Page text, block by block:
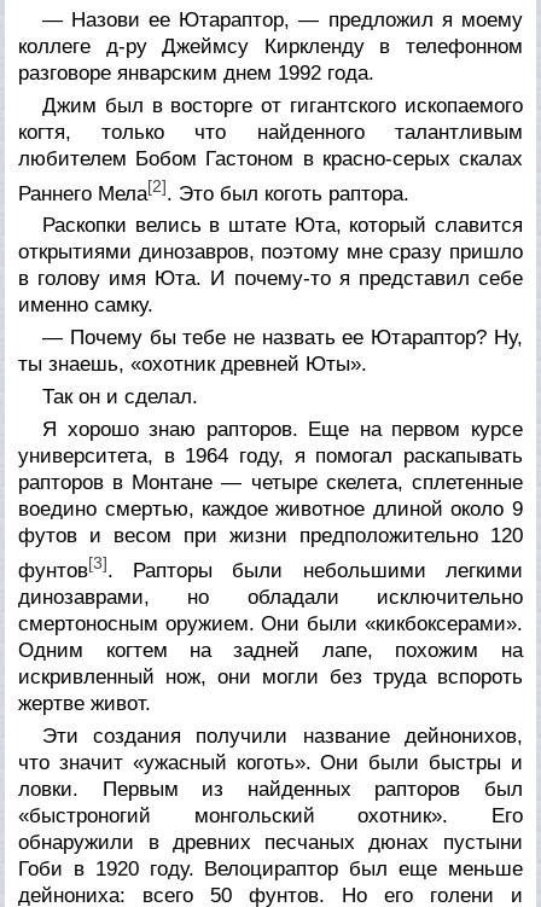
— Назови ее Ютараптор, — предложил я моему
коллеге д-ру Джеймсу Киркленду в телефонном
разговоре январским днем 1992 года.
Джим был в восторге от гигантского ископаемого
когтя, только что найденного талантливым
любителем Бобом Гастоном в красно-серых скалах
Раннего Мела[2]. Это был коготь раптора.
Раскопки велись в штате Юта, который славится
открытиями динозавров, поэтому мне сразу пришло
в голову имя Юта. И почему-то я представил себе
именно самку.
— Почему бы тебе не назвать ее Ютараптор? Ну,
ты знаешь, «охотник древней Юты».
Так он и сделал.
Я хорошо знаю рапторов. Еще на первом курсе
университета, в 1964 году, я помогал раскапывать
рапторов в Монтане — четыре скелета, сплетенные
воедино смертью, каждое животное длиной около 9
футов и весом при жизни предположительно 120
фунтов[3]. Рапторы были небольшими легкими
динозаврами, но обладали исключительно
смертоносным оружием. Они были «кикбоксерами».
Одним когтем на задней лапе, похожим на
искривленный нож, они могли без труда вспороть
жертве живот.
Эти создания получили название дейнонихов,
что значит «ужасный коготь». Они были быстры и
ловки. Первым из найденных рапторов был
«быстроногий монгольский охотник». Его
обнаружили в древних песчаных дюнах пустыни
Гоби в 1920 году. Велоцираптор был еще меньше
дейнониха: всего 50 фунтов. Но его голени и